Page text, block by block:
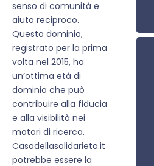
senso di comunità e
aiuto reciproco.
Questo dominio,
registrato per la prima
volta nel 2015, ha
un’ottima età di
dominio che può
contribuire alla fiducia
e alla visibilità nei
motori di ricerca.
Casadellasolidarieta.it
potrebbe essere la